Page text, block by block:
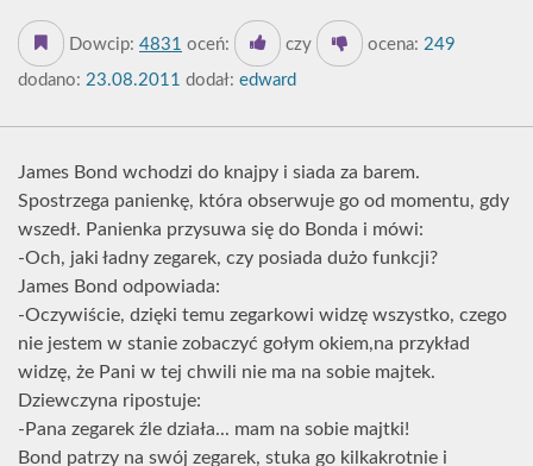
Dowcip: 4831 oceń: czy ocena: 249
dodano: 23.08.2011 dodał: edward
James Bond wchodzi do knajpy i siada za barem.
Spostrzega panienkę, która obserwuje go od momentu, gdy
wszedł. Panienka przysuwa się do Bonda i mówi:
-Och, jaki ładny zegarek, czy posiada dużo funkcji?
James Bond odpowiada:
-Oczywiście, dzięki temu zegarkowi widzę wszystko, czego
nie jestem w stanie zobaczyć gołym okiem,na przykład
widzę, że Pani w tej chwili nie ma na sobie majtek.
Dziewczyna ripostuje:
-Pana zegarek źle działa... mam na sobie majtki!
Bond patrzy na swój zegarek, stuka go kilkakrotnie i